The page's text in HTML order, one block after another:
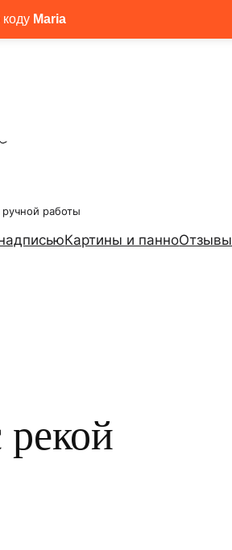
работы
Картины и панноОтзывы
Maria